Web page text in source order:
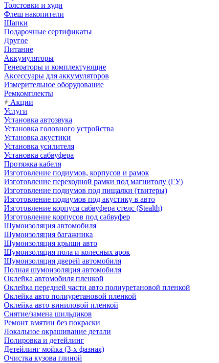
Толстовки и худи
Флеш накопители
Шапки
Подарочные сертификаты
Другое
Питание
Аккумуляторы
Генераторы и комплектующие
Аксессуары для аккумуляторов
Измерительное оборудование
Ремкомплекты
Акции
Услуги
Установка автозвука
Установка головного устройства
Установка акустики
Установка усилителя
Установка сабвуфера
Протяжка кабеля
Изготовление подиумов, корпусов и рамок
Изготовление переходной рамки под магнитолу (ГУ)
Изготовление подиумов под пищалки (твитеры)
Изготовление подиумов под акустику в авто
Изготовление корпуса сабвуфера стелс (Stealth)
Изготовление корпусов под сабвуфер
Шумоизоляция автомобиля
Шумоизоляция багажника
Шумоизоляция крыши авто
Шумоизоляция пола и колесных арок
Шумоизоляция дверей автомобиля
Полная шумоизоляция автомобиля
Оклейка автомобиля пленкой
Оклейка передней части авто полиуретановой пленкой
Оклейка авто полиуретановой пленкой
Оклейка авто виниловой пленкой
Снятие/замена шильдиков
Ремонт вмятин без покраски
Локальное окрашивание детали
Полировка и детейлинг
Детейлинг мойка (3-х фазная)
Очистка кузова глиной